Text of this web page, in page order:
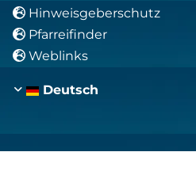
 Hinweisgeberschutz
 Pfarreifinder
 Weblinks
Deutsch